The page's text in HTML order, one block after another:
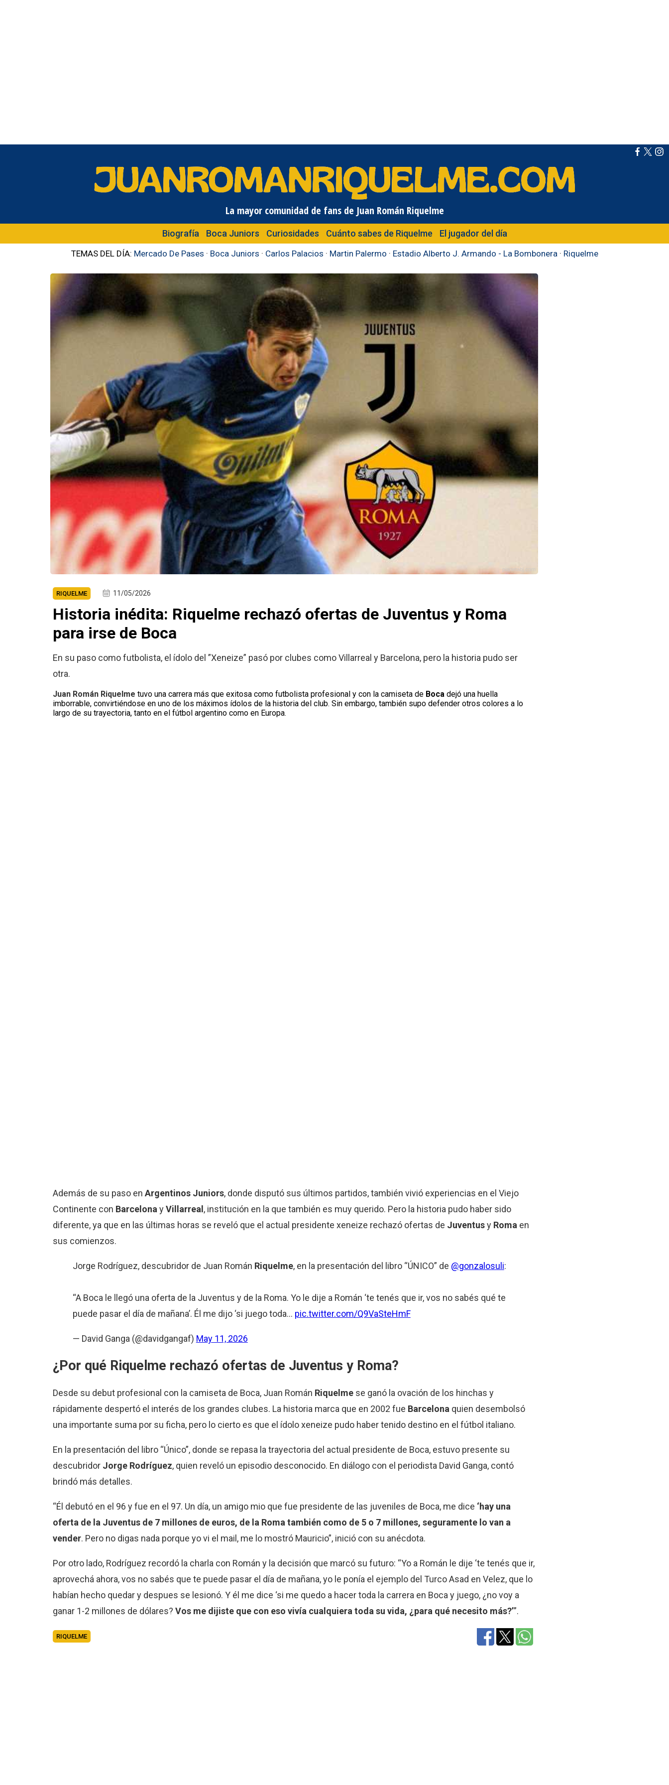
La mayor comunidad de fans de Juan Román Riquelme
Biografía Boca Juniors Curiosidades Cuánto sabes de Riquelme El jugador del día
TEMAS DEL DÍA: Mercado De Pases · Boca Juniors · Carlos Palacios · Martin Palermo · Estadio Alberto J. Armando - La Bombonera · Riquelme
planetabj.com
RIQUELME 11/05/2026
Historia inédita: Riquelme rechazó ofertas de Juventus y Roma
para irse de Boca
En su paso como futbolista, el ídolo del ”Xeneize” pasó por clubes como Villarreal y Barcelona, pero la historia pudo ser
otra.
Juan RománRiquelme tuvo una carrera más que exitosa como futbolista profesional y con la camiseta de Boca dejó una huella
imborrable, convirtiéndose en uno de los máximos ídolos de la historia del club. Sin embargo, también supo defender otros colores a lo
largo de su trayectoria, tanto en el fútbol argentino como en Europa.
Además de su paso en Argentinos Juniors, donde disputó sus últimos partidos, también vivió experiencias en el Viejo
Continente con Barcelona yVillarreal, institución en la que también es muy querido. Pero la historia pudo haber sido
diferente, ya que en las últimas horas se reveló que el actual presidente xeneize rechazó ofertas de Juventusy Roma en
sus comienzos.
Jorge Rodríguez, descubridor de Juan Román Riquelme, en la presentación del libro “ÚNICO” de @gonzalosuli:
“A Boca le llegó una oferta de la Juventus y de la Roma. Yo le dije a Román ‘te tenés que ir, vos no sabés qué te
puede pasar el día de mañana’. Él me dijo ‘si juego toda… pic.twitter.com/Q9VaSteHmF
— David Ganga (@davidgangaf) May 11, 2026
¿Por qué Riquelme rechazó ofertas de Juventus y Roma?
Desde su debut profesional con la camiseta de Boca, Juan Román Riquelmese ganó la ovación de los hinchas y
rápidamente despertó el interés de los grandes clubes. La historia marca que en 2002 fue Barcelona quien desembolsó
una importante suma por su ficha, pero lo cierto es que el ídolo xeneize pudo haber tenido destino en el fútbol italiano.
En la presentación del libro “Único”, donde se repasa la trayectoria del actual presidente de Boca, estuvo presente su
descubridor Jorge Rodríguez, quien reveló un episodio desconocido. En diálogo con el periodista David Ganga, contó
brindó más detalles.
“Él debutó en el 96 y fue en el 97. Un día, un amigo mio que fue presidente de las juveniles de Boca, me dice ‘hay una
oferta de la Juventus de 7 millones de euros, de la Roma también como de 5 o 7 millones, seguramente lo van a
vender. Pero no digas nada porque yo vi el mail, me lo mostró Mauricio”, inició con su anécdota.
Por otro lado, Rodríguez recordó la charla con Román y la decisión que marcó su futuro: “Yo a Román le dije ‘te tenés que ir,
aprovechá ahora, vos no sabés que te puede pasar el día de mañana, yo le ponía el ejemplo del Turco Asad en Velez, que lo
habían hecho quedar y despues se lesionó. Y él me dice ‘si me quedo a hacer toda la carrera en Boca y juego, ¿no voy a
ganar 1-2 millones de dólares? Vos me dijiste que con eso vivía cualquiera toda su vida, ¿para qué necesito más?’”.
RIQUELME